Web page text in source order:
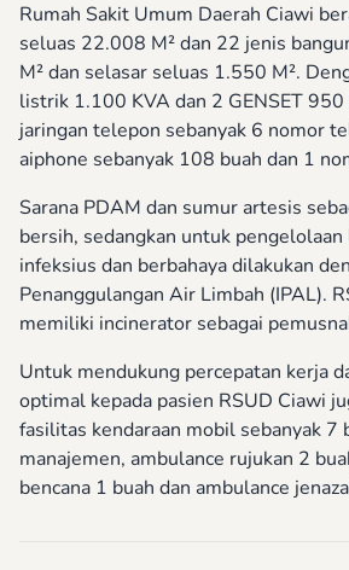
Rumah Sakit Umum Daerah Ciawi
seluas 22.008 M² dan 22 jenis
M² dan selasar seluas 1.550 M².
listrik 1.100 KVA dan 2 GENSET 950
jaringan telepon sebanyak 6 nomor
aiphone sebanyak 108 buah dan 1
Sarana PDAM dan sumur artesis
bersih, sedangkan untuk
infeksius dan berbahaya dilakukan
Penanggulangan Air Limbah (IPAL).
memiliki incinerator sebagai
Untuk mendukung percepatan kerja
optimal kepada pasien RSUD Ciawi
fasilitas kendaraan mobil sebanyak 7
manajemen, ambulance rujukan 2
bencana 1 buah dan ambulance